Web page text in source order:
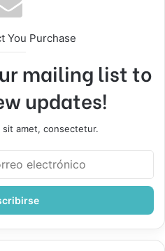
You Purchase
mailing list to
updates!
sit amet, consectetur.